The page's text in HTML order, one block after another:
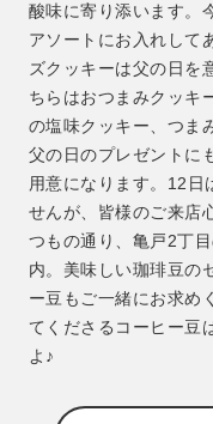
酸味に寄り添います。
アソートにお入れして
ズクッキーは父の日を
ちらはおつまみクッキ
の塩味クッキー、つま
父の日のプレゼントに
用意になります。12日
せんが、皆様のご来店
つもの通り、亀戸2丁
内。美味しい珈琲豆の
ー豆もご一緒にお求め
てくださるコーヒー豆
よ♪